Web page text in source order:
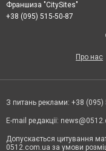
Франшиза "CitySites"
+38 (095) 515-50-87
Про нас
З питань реклами: +38 (095)
E-mail редакції:
Допускається цитування
0512.com.ua за умови